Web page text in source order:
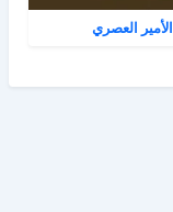
الأمير العصري